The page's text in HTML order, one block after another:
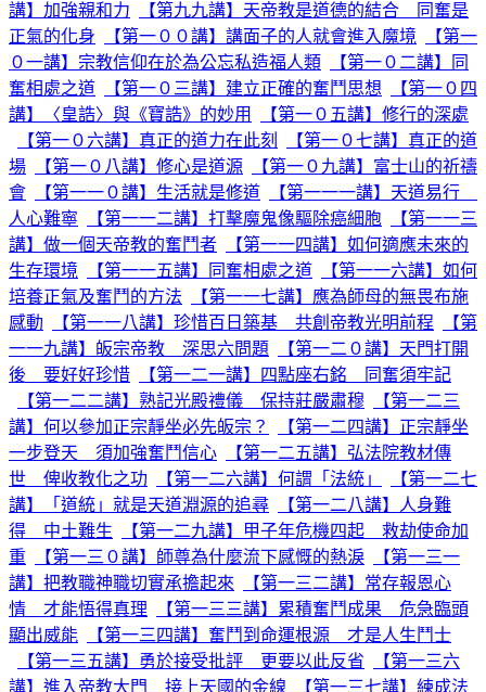
講】加強親和力
【第九九講】天帝教是道德的結合 同奮是
正氣的化身
【第一００講】講面子的人就會進入魔境
【第一
０一講】宗教信仰在於為公忘私造福人類
【第一０二講】同
奮相處之道
【第一０三講】建立正確的奮鬥思想
【第一０四
講】〈皇誥〉與《寶誥》的妙用
【第一０五講】修行的深處
【第一０六講】真正的道力在此刻
【第一０七講】真正的道
場
【第一０八講】修心是道源
【第一０九講】富士山的祈禱
會
【第一一０講】生活就是修道
【第一一一講】天道易行
人心難寧
【第一一二講】打擊魔鬼像驅除癌細胞
【第一一三
講】做一個天帝教的奮鬥者
【第一一四講】如何適應未來的
生存環境
【第一一五講】同奮相處之道
【第一一六講】如何
培養正氣及奮鬥的方法
【第一一七講】應為師母的無畏布施
感動
【第一一八講】珍惜百日築基 共創帝教光明前程
【第
一一九講】皈宗帝教 深思六問題
【第一二０講】天門打開
後 要好好珍惜
【第一二一講】四點座右銘 同奮須牢記
【第一二二講】熟記光殿禮儀 保持莊嚴肅穆
【第一二三
講】何以參加正宗靜坐必先皈宗？
【第一二四講】正宗靜坐
一步登天 須加強奮鬥信心
【第一二五講】弘法院教材傳
世 俾收教化之功
【第一二六講】何謂「法統」
【第一二七
講】「道統」就是天道淵源的追尋
【第一二八講】人身難
得 中土難生
【第一二九講】甲子年危機四起 救劫使命加
重
【第一三０講】師尊為什麼流下感慨的熱淚
【第一三一
講】把教職神職切實承擔起來
【第一三二講】常存報恩心
情 才能悟得真理
【第一三三講】累積奮鬥成果 危急臨頭
顯出威能
【第一三四講】奮鬥到命運根源 才是人生鬥士
【第一三五講】勇於接受批評 更要以此反省
【第一三六
講】進入帝教大門 接上天國的金線
【第一三七講】練成法